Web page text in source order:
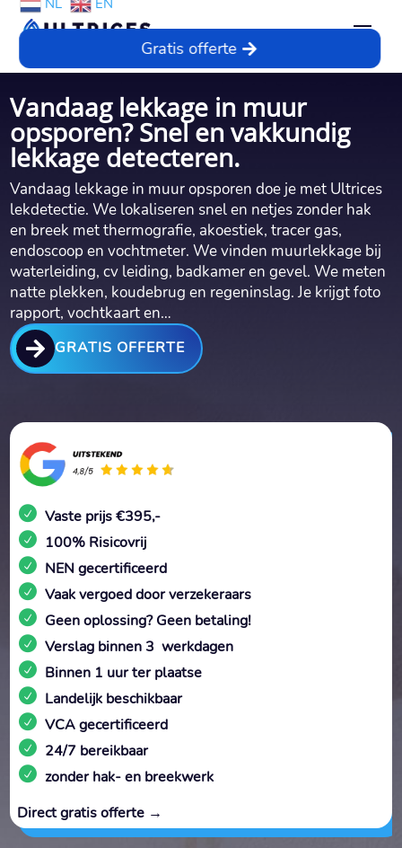
NL EN
Gratis offerte
Vandaag lekkage in muur
opsporen? Snel en vakkundig
lekkage detecteren.
Vandaag lekkage in muur opsporen doe je met Ultrices
lekdetectie.​ We lokaliseren snel en netjes zonder hak
en breek met thermografie, akoestiek, tracer gas,
endoscoop en vochtmeter.​ We vinden muurlekkage bij
waterleiding, cv leiding, badkamer en gevel.​ We meten
natte plekken, koudebrug en regeninslag.​ Je krijgt foto
rapport, vochtkaart en…
 GRATIS OFFERTE
Vaste prijs €395,-
100% Risicovrij
NEN gecertificeerd
Vaak vergoed door verzekeraars
Geen oplossing? Geen betaling!
Verslag binnen 3 werkdagen
Binnen 1 uur ter plaatse
Landelijk beschikbaar
VCA gecertificeerd
24/7 bereikbaar
zonder hak- en breekwerk
Direct gratis offerte →